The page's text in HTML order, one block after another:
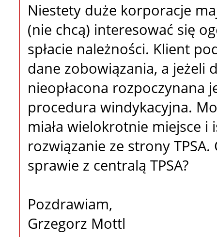
Niestety duże korporacje
(nie chcą) interesować się
spłacie należności. Klient
dane zobowiązania, a jeżeli
nieopłacona rozpoczynana
procedura windykacyjna.
miała wielokrotnie miejsce i
rozwiązanie ze strony
sprawie z centralą TPSA?
Pozdrawiam,
Grzegorz Mottl